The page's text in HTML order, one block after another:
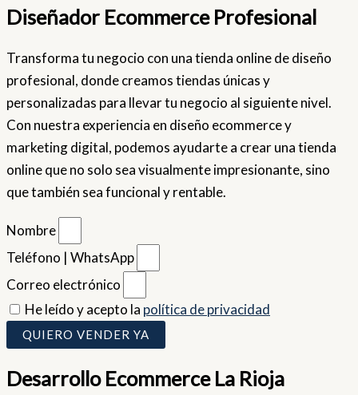
Diseñador Ecommerce Profesional
Transforma tu negocio con una tienda online de diseño
profesional, donde creamos tiendas únicas y
personalizadas para llevar tu negocio al siguiente nivel.
Con nuestra experiencia en diseño ecommerce y
marketing digital, podemos ayudarte a crear una tienda
online que no solo sea visualmente impresionante, sino
que también sea funcional y rentable.
Nombre
Teléfono | WhatsApp
Correo electrónico
He leído y acepto la política de privacidad
QUIERO VENDER YA
Desarrollo Ecommerce La Rioja